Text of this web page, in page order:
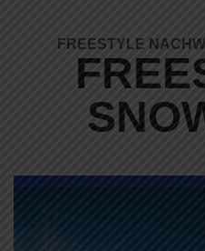
FREESTYLE